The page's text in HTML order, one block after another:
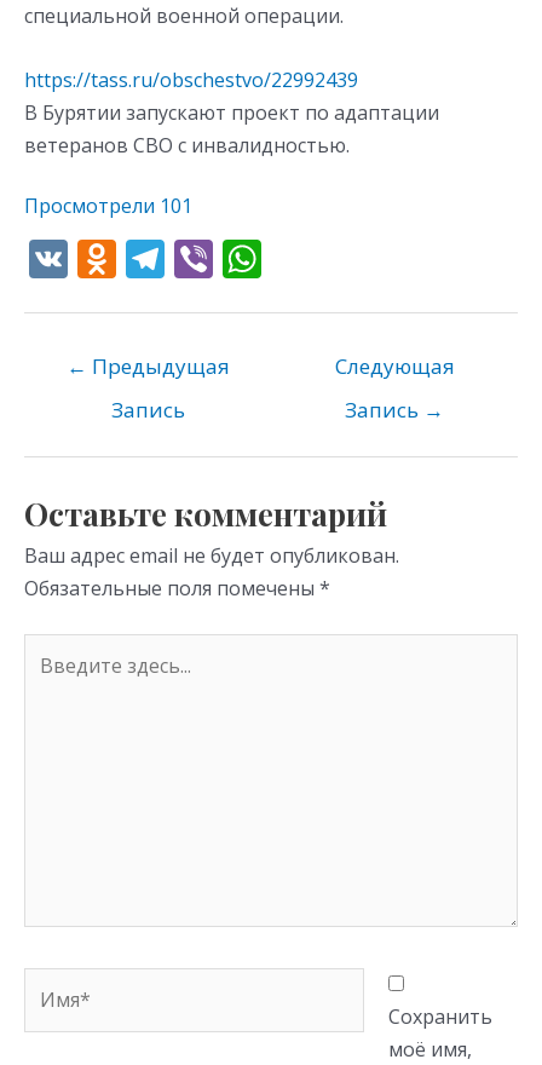
специальной военной операции.
https://tass.ru/obschestvo/22992439
В Бурятии запускают проект по адаптации
ветеранов СВО с инвалидностью.
Просмотрели 101
V O
o
kl
as
ni
ki
T
gr
a
m
Vi
p
← Предыдущая
Запись
Следующая
Запись →
Оставьте комментарий
Ваш адрес email не будет опубликован.
Обязательные поля помечены *
здесь...
Сохранить
моё имя,